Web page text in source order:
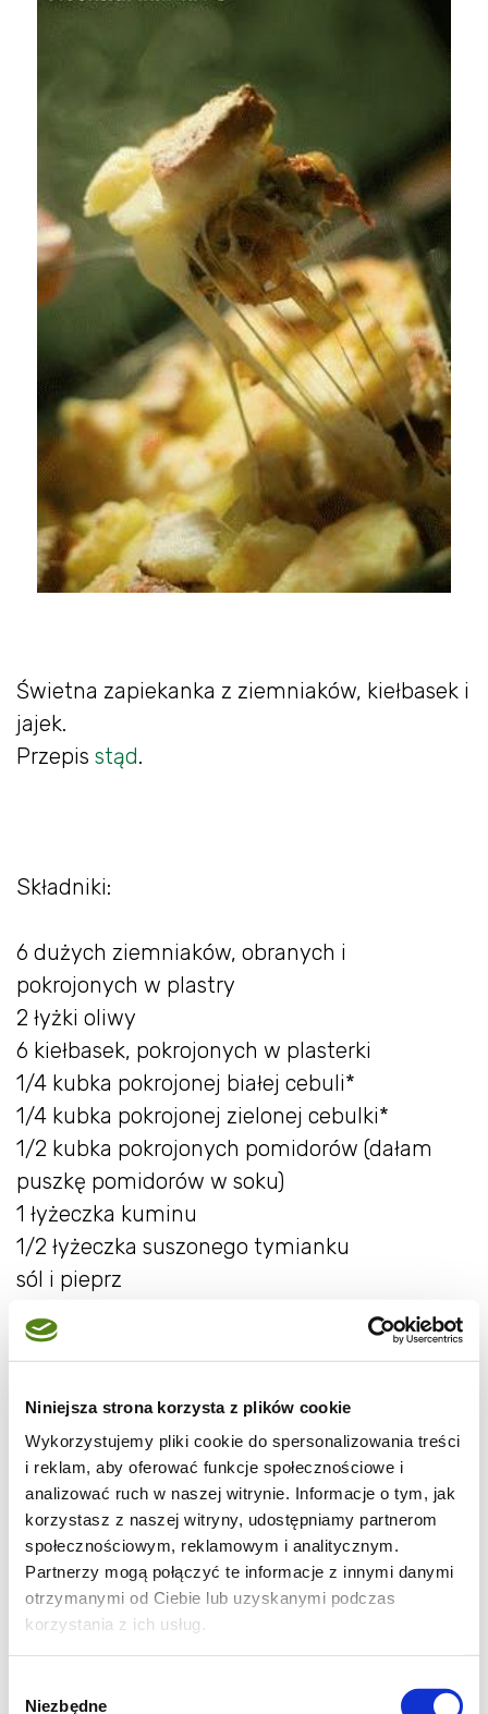
Niniejsza strona korzysta z plików cookie
Wykorzystujemy pliki cookie do spersonalizowania treści
i reklam, aby oferować funkcje społecznościowe i
analizować ruch w naszej witrynie. Informacje o tym, jak
korzystasz z naszej witryny, udostępniamy partnerom
społecznościowym, reklamowym i analitycznym.
Partnerzy mogą połączyć te informacje z innymi danymi
otrzymanymi od Ciebie lub uzyskanymi podczas
korzystania z ich usług.
zgody
Niezbędne
Świetna zapiekanka z ziemniaków, kiełbasek i
jajek.
Przepis stąd.
Składniki:
6 dużych ziemniaków, obranych i
pokrojonych w plastry
2 łyżki oliwy
6 kiełbasek, pokrojonych w plasterki
1/4 kubka pokrojonej białej cebuli*
1/4 kubka pokrojonej zielonej cebulki*
1/2 kubka pokrojonych pomidorów (dałam
puszkę pomidorów w soku)
1 łyżeczka kuminu
1/2 łyżeczka suszonego tymianku
sól i pieprz
3 kawałki białego chleba tostowego,
pokrojone w 2 centymetrową kostkę
1 kubek utartej mozarelli
1 kubek utartego parmezanu
6 jajek na twardo, pokrojonych w plasterki
* można użyć zastępczo pory- ja użyłam :)
- Rozgrzać piekarnik do 175°C. Nasmarować
formę do zapiekanek.
Odcedzić i pozwolić odparować.